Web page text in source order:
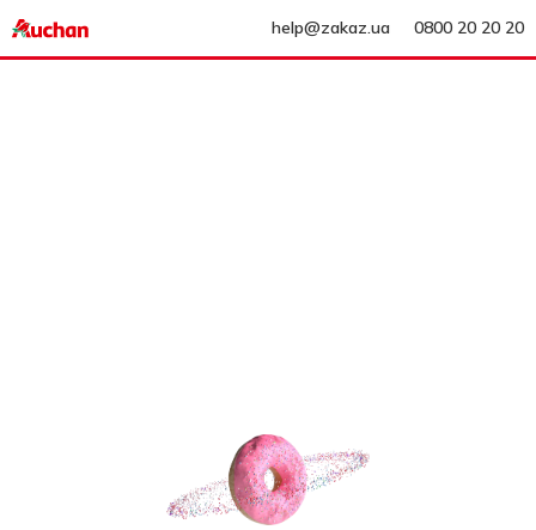
help@zakaz.ua 0800 20 20 20